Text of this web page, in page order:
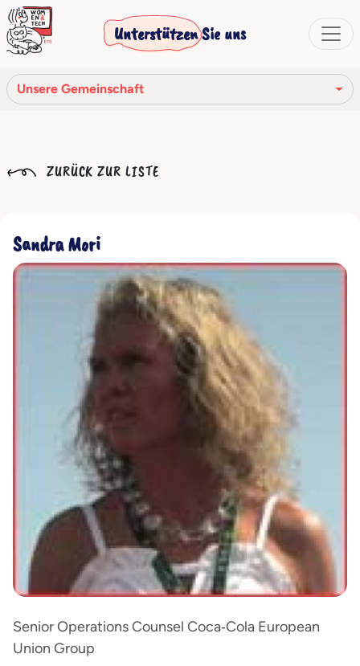
Unterstützen Sie uns
Unsere Gemeinschaft
Unsere Geschichte
Unser Netzwerk
Unsere Gemeinschaft
ZURÜCK ZUR LISTE
Sandra Mori
Senior Operations Counsel Coca‐Cola European
Union Group